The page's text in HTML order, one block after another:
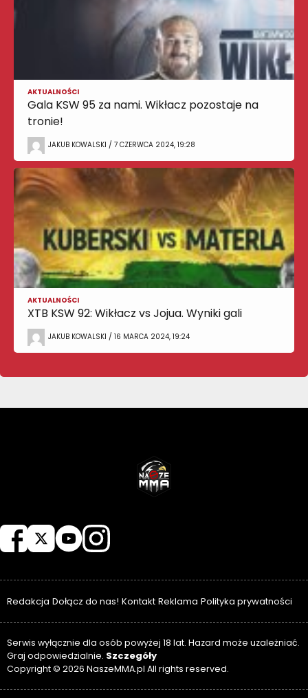
AKTUALNOŚCI
Gala KSW 95 za nami. Wikłacz pozostaje na
tronie!
JAKUB KOWALSKI / 7 CZERWCA 2024, 19:28
AKTUALNOŚCI
XTB KSW 92: Wikłacz vs Jojua. Wyniki gali
JAKUB KOWALSKI / 16 MARCA 2024, 19:24
Redakcja Dołącz do nas! Kontakt Reklama Polityka prywatności
Serwis wyłącznie dla osób powyżej 18 lat. Hazard może uzależniać.
Graj odpowiedzialnie. Szczegóły
Copyright © 2026 NaszeMMA.pl All rights reserved.